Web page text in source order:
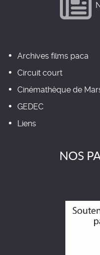
Archives films paca
Circuit court
Cinémathèque de
GEDEC
Liens
NOS